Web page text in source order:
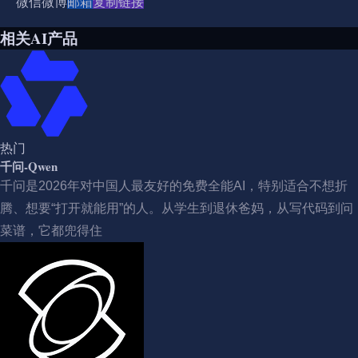
相关AI产品
热门
千问-Qwen
千问是2026年对中国人最友好的免费全能AI，特别适合不想折
腾、想要“打开就能用”的人。从学生到退休爸妈，从写代码到问
菜谱，它都兜得住